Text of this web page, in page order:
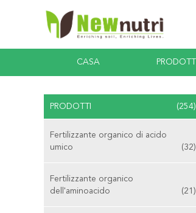
CASA PRODOTTI
PRODOTTI (254)
Fertilizzante organico di acido
umico
(32)
Fertilizzante organico
dell'aminoacido
(21)